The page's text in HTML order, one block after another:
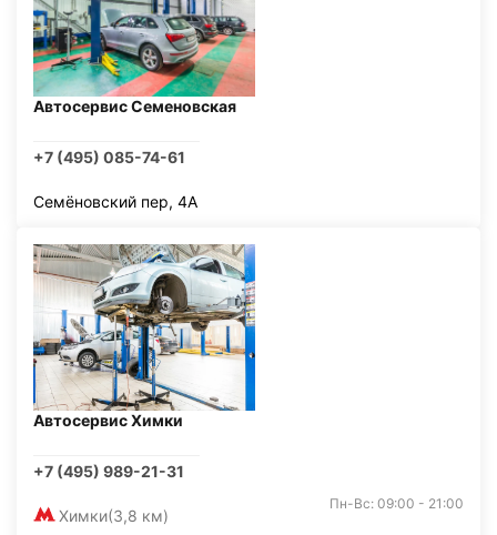
Автосервис Семеновская
+7 (495) 085-74-61
Семёновский пер, 4А
Автосервис Химки
+7 (495) 989-21-31
Химки(3,8 км)
Пн-Вс: 09:00 - 21:00